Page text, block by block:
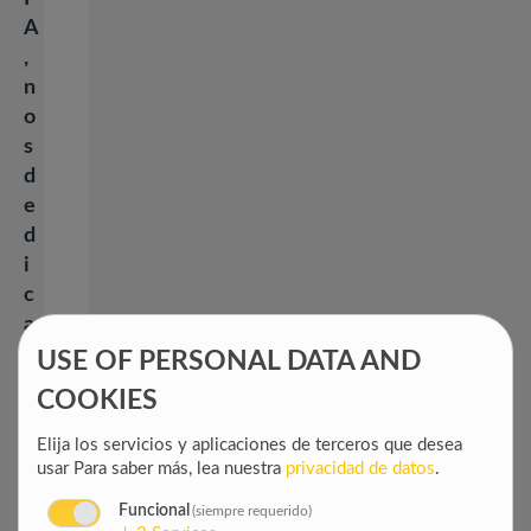
A
,
n
o
s
d
e
d
i
c
a
mUSE OF PERSONAL DATA AND
COOKIES
Elija los servicios y aplicaciones de terceros que desea
usar Para saber más, lea nuestra privacidad de datos.
Funcional (siempre requerido)